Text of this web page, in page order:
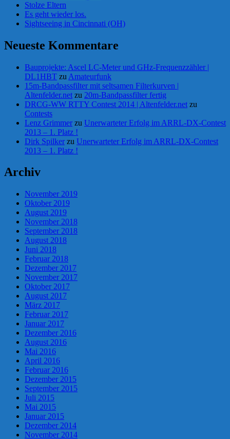
Stolze Eltern
Es geht wieder los.
Sightseeing in Cincinnati (OH)
Neueste Kommentare
Bauprojekte: Ascel LC-Meter und GHz-Frequenzzähler |
DL1HBT zu Amateurfunk
15m-Bandpassfilter mit seltsamen Filterkurven |
Altenfelder.net zu 20m-Bandpassfilter fertig
DRCG-WW RTTY Contest 2014 | Altenfelder.net zu
Contests
Lenz Grimmer zu Unerwarteter Erfolg im ARRL-DX-Contest
2013 – 1. Platz !
Dirk Spilker zu Unerwarteter Erfolg im ARRL-DX-Contest
2013 – 1. Platz !
Archiv
November 2019
Oktober 2019
August 2019
November 2018
September 2018
August 2018
Juni 2018
Februar 2018
Dezember 2017
November 2017
Oktober 2017
August 2017
März 2017
Februar 2017
Januar 2017
Dezember 2016
August 2016
Mai 2016
April 2016
Februar 2016
Dezember 2015
September 2015
Juli 2015
Mai 2015
Januar 2015
Dezember 2014
November 2014